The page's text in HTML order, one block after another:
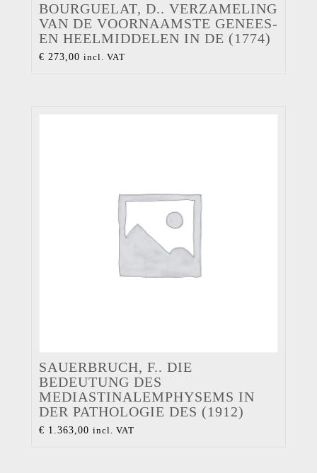
BOURGUELAT, D.. VERZAMELING
VAN DE VOORNAAMSTE GENEES-
EN HEELMIDDELEN IN DE (1774)
€ 273,00 incl. VAT
SAUERBRUCH, F.. DIE
BEDEUTUNG DES
MEDIASTINALEMPHYSEMS IN
DER PATHOLOGIE DES (1912)
€ 1.363,00 incl. VAT